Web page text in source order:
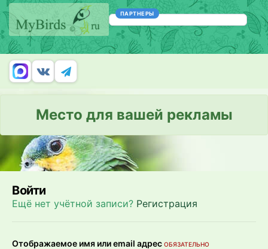
ПАРТНЕРЫ
Место для вашей рекламы
Войти
Ещё нет учётной записи? Регистрация
Отображаемое имя или email адрес ОБЯЗАТЕЛЬНО